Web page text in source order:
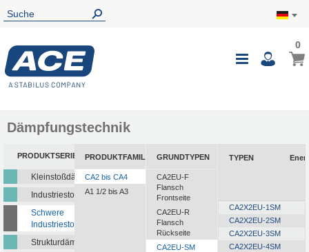
00
Dämpfungstechnik
PRODUKTSERIEN
Kleinstoßdämpfer
Industriestoßdämpfer
Schwere
Industriestoßdämpfer
Strukturdämpfer
PRODUKTFAMILIEN
CA2 bis CA4
A1 1/2 bis A3
GRUNDTYPEN
CA2EU-F
Flansch
Frontseite
CA2EU-R
Flansch
Rückseite
CA2EU-SM
TYPEN
CA2X2EU-1SM
CA2X2EU-2SM
CA2X2EU-3SM
CA2X2EU-4SM